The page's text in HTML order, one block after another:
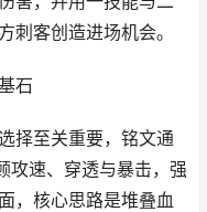
刺客创造进场机会。
石
择至关重要，铭文通
攻速、穿透与暴击，强
，核心思路是堆叠血